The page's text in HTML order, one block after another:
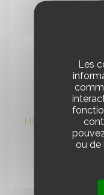
HOUE
PAU 04 -
Les
ou de